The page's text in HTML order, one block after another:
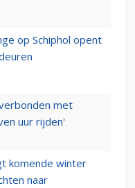
op Schiphol opent
met
uur rijden'
komende winter
naar